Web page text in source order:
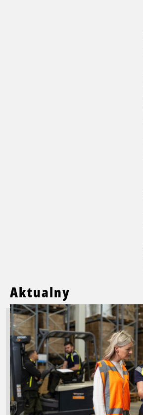
Aktualny
Przeczytaj
więcej
o
Szukasz
pracy
w
logistyce
e-
commerce?